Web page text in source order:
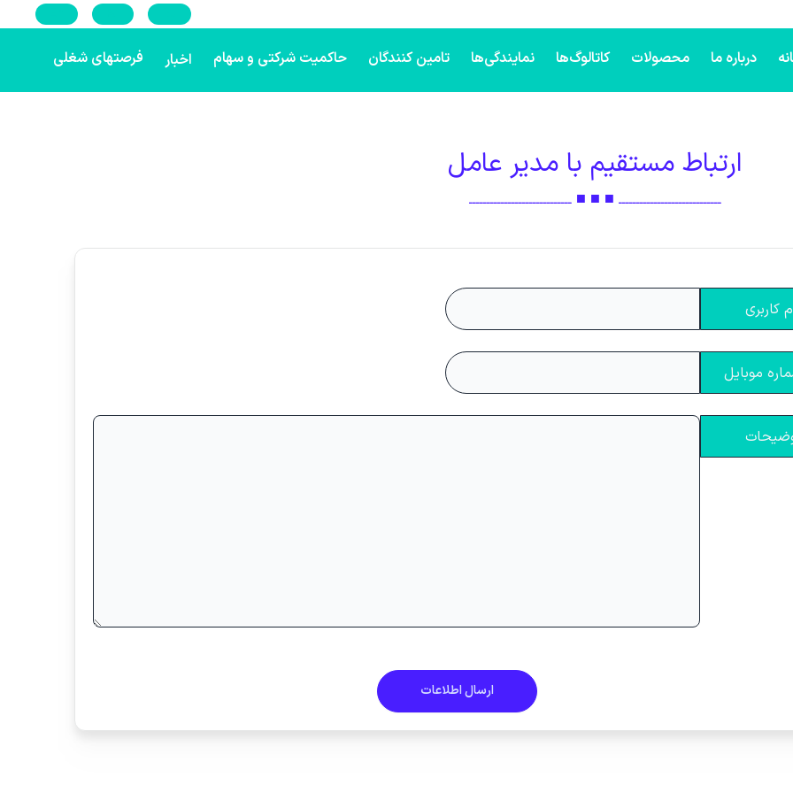
درباره ما محصولات کاتالوگ‌ها نمایندگی‌ها تامین کنندگان حاکمیت شرکتی و سهام اخبار فرصتهای شغلی
ارتباط مستقیم با مدیر عامل
ـــــــــــــــــــــــــــــ ■ ■ ■ ـــــــــــــــــــــــــــــ
کاربری
موبایل
ارسال اطلاعات